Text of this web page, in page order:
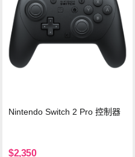
Nintendo Switch 2 Pro 控制器
$2,350